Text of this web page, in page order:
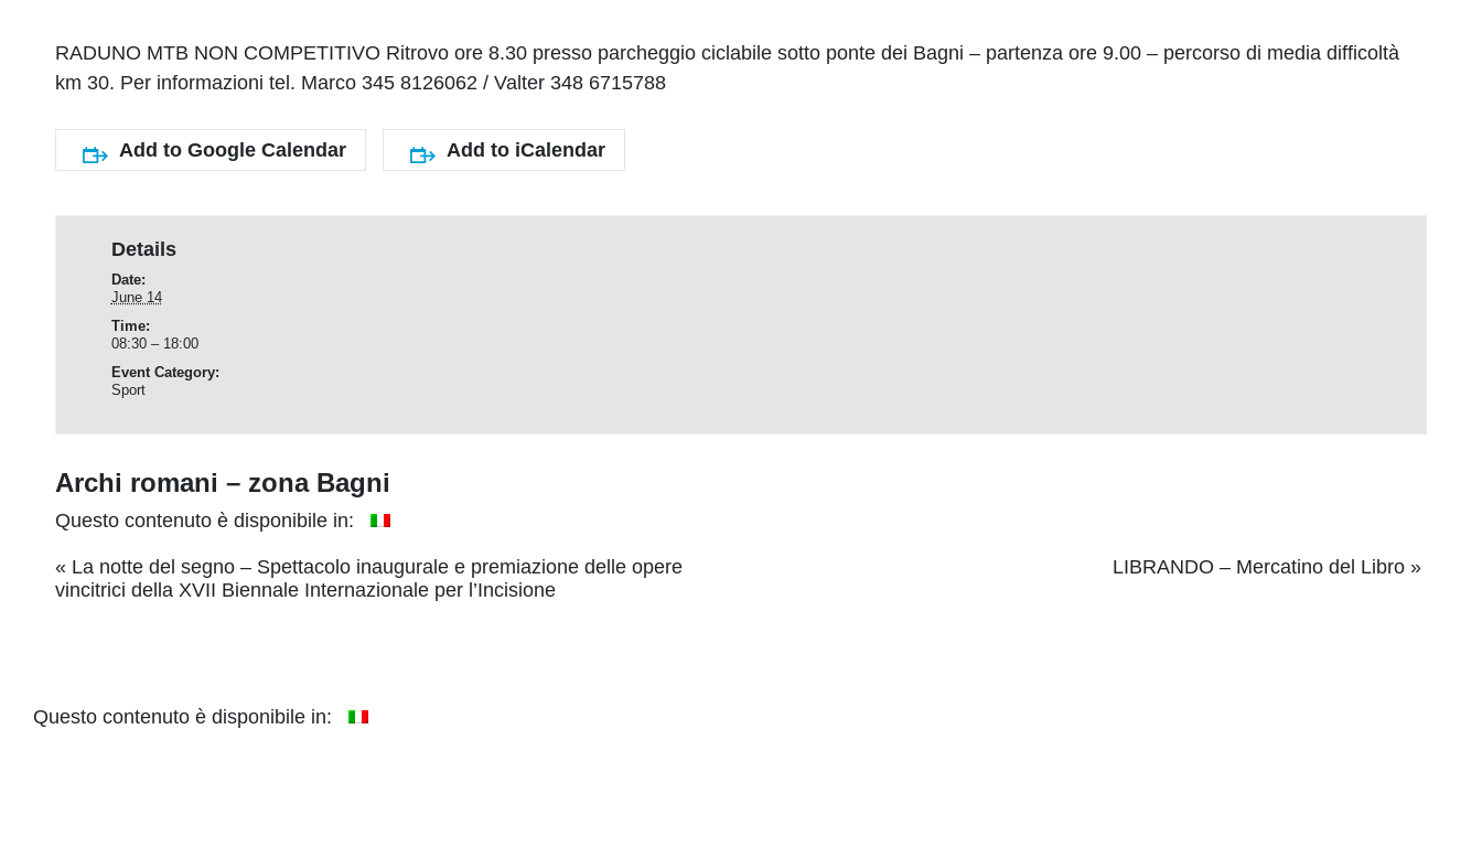
RADUNO MTB NON COMPETITIVO Ritrovo ore 8.30 presso parcheggio ciclabile sotto ponte dei Bagni – partenza ore 9.00 – percorso di media difficoltà
km 30. Per informazioni tel. Marco 345 8126062 / Valter 348 6715788
Add to Google Calendar Add to iCalendar
Details
Date:
June 14
Time:
08:30 – 18:00
Event Category:
Sport
Archi romani – zona Bagni
Questo contenuto è disponibile in:
Event
« La notte del segno – Spettacolo inaugurale e premiazione delle opere
vincitrici della XVII Biennale Internazionale per l’Incisione
LIBRANDO – Mercatino del Libro »
Questo contenuto è disponibile in: